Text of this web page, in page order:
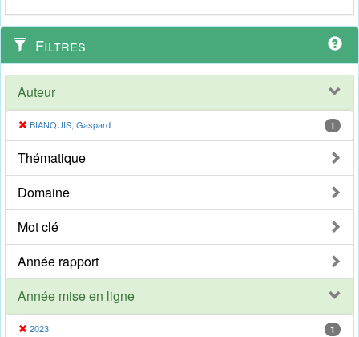
Filtres
Auteur
BIANQUIS, Gaspard 1
Thématique
Domaine
Mot clé
Année rapport
Année mise en ligne
2023 1